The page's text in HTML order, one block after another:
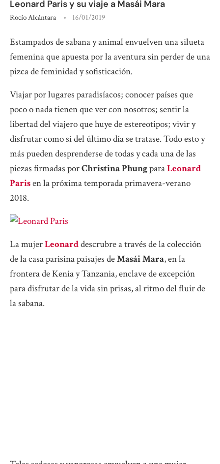
Leonard Paris y su viaje a Masái Mara
Rocío Alcántara 16/01/2019
Estampados de sabana y animal envuelven una silueta
femenina que apuesta por la aventura sin perder de una
pizca de feminidad y sofisticación.
Viajar por lugares paradisíacos; conocer países que
poco o nada tienen que ver con nosotros; sentir la
libertad del viajero que huye de estereotipos; vivir y
disfrutar como si del último día se tratase. Todo esto y
más pueden desprenderse de todas y cada una de las
piezas firmadas porChristina PhungparaLeonard
Parisen la próxima temporada primavera-verano
2018.
La mujerLeonarddescrubre a través de la colección
de la casa parisina paisajes deMasái Mara, en la
frontera de Kenia y Tanzania, enclave de excepción
para disfrutar de la vida sin prisas, al ritmo del fluir de
la sabana.